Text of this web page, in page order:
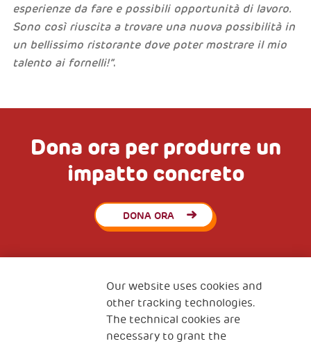
esperienze da fare e possibili opportunità di lavoro.
Sono così riuscita a trovare una nuova possibilità in
un bellissimo ristorante dove poter mostrare il mio
talento ai fornelli!”.
Dona ora per produrre un
impatto concreto
DONA ORA
Fondazione Generali
Our website uses cookies and
other tracking technologies.
The technical cookies are
necessary to grant the